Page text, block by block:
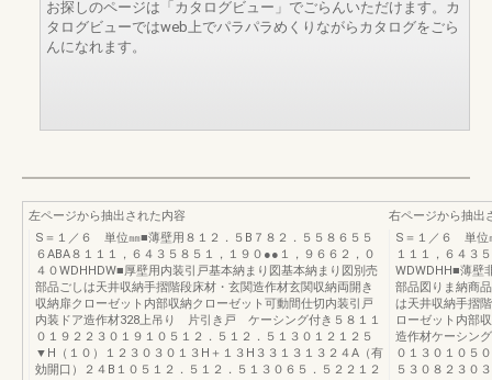
お探しのページは「カタログビュー」でごらんいただけます。カ
タログビューではweb上でパラパラめくりながらカタログをごら
んになれます。
左ページから抽出された内容
S＝１／６ 単位㎜■薄壁用８１２．５B７８２．５５８６５５
６ABA８１１１，６４３５８５１，１９０●●１，９６６２，０
４０WDHHDW■厚壁用内装引戸基本納まり図基本納まり図別売
部品ごしは天井収納手摺階段床材・玄関造作材玄関収納両開き
収納扉クローゼット内部収納クローゼット可動間仕切内装引戸
内装ドア造作材328上吊り 片引き戸 ケーシング付き５８１１
０１９２２３０１９１０５１２．５１２．５１３０１２１２５
▼H（１０）１２３０３０１３H＋１３H３３１３１３２４A（有
効開口）２４B１０５１２．５１２．５１３０６５．５２２１２
右ページから抽出
S＝１／６ 単位
１１１，６４３
WDWDHH■薄壁
部品図りま納商
は天井収納手摺
ローゼット内部
造作材ケーシン
０１３０１０５
５３０８２３０